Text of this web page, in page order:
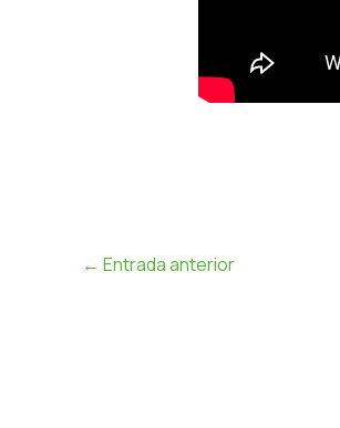
← Entrada anterior